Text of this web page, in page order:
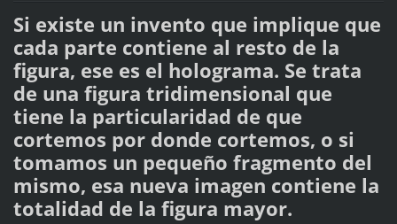
Si existe un invento que implique que
cada parte contiene al resto de la
figura, ese es el holograma. Se trata
de una figura tridimensional que
tiene la particularidad de que
cortemos por donde cortemos, o si
tomamos un pequeño fragmento del
mismo, esa nueva imagen contiene la
totalidad de la figura mayor.